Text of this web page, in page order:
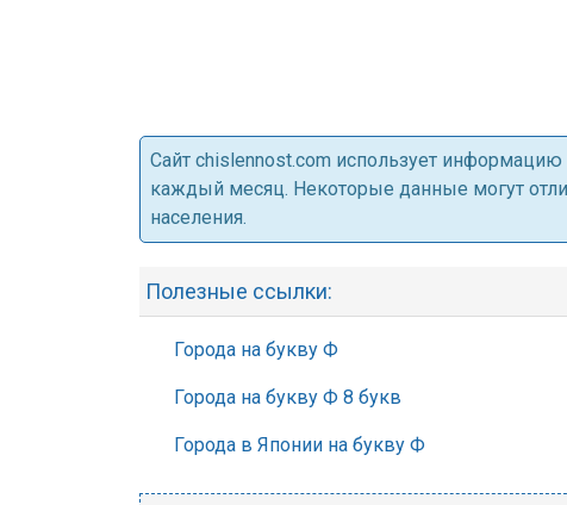
Cайт chislennost.com использует
каждый месяц. Некоторые данные могут
населения.
Полезные ссылки:
Города на букву Ф
Города на букву Ф 8 букв
Города в Японии на букву Ф